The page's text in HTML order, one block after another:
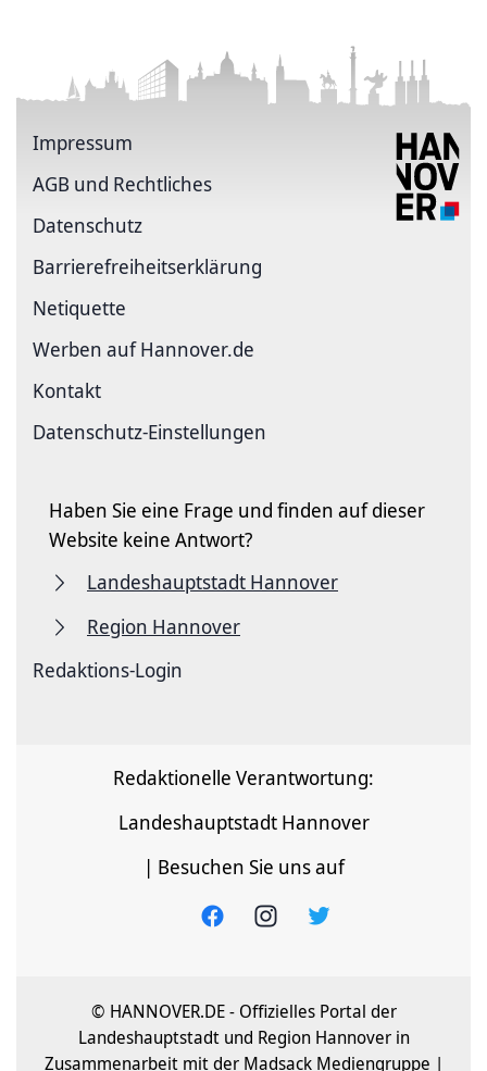
Impressum
AGB und Rechtliches
Datenschutz
Barriere­freiheits­erklärung
Netiquette
Werben auf Hannover.de
Kontakt
Datenschutz-Einstellungen
Haben Sie eine Frage und finden auf dieser
Website keine Antwort?
Landeshauptstadt Hannover
Region Hannover
Redaktions-Login
Redaktionelle Verantwortung:
Landeshauptstadt Hannover
| Besuchen Sie uns auf
© HANNOVER.DE - Offizielles Portal der
Landeshauptstadt und Region Hannover in
Zusammenarbeit mit der Madsack Mediengruppe |